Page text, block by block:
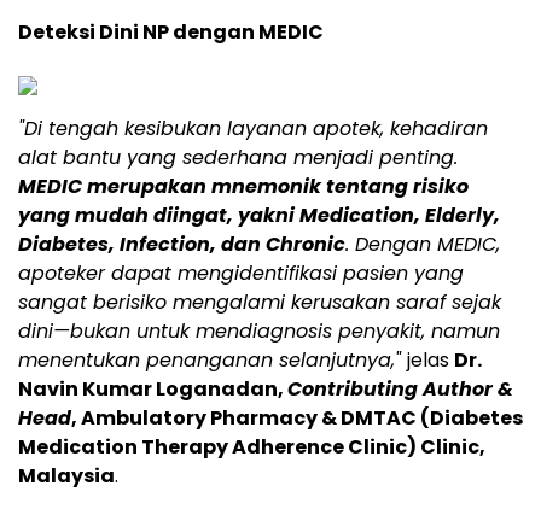
Deteksi Dini NP dengan MEDIC
"Di tengah kesibukan layanan apotek, kehadiran
alat bantu yang sederhana menjadi penting.
MEDIC merupakan mnemonik tentang risiko
yang mudah diingat, yakni Medication, Elderly,
Diabetes, Infection, dan Chronic. Dengan MEDIC,
apoteker dapat mengidentifikasi pasien yang
sangat berisiko mengalami kerusakan saraf sejak
dini—bukan untuk mendiagnosis penyakit, namun
menentukan penanganan selanjutnya,"jelas Dr.
Navin Kumar Loganadan,Contributing Author &
Head, Ambulatory Pharmacy & DMTAC (Diabetes
Medication Therapy Adherence Clinic) Clinic,
Malaysia.